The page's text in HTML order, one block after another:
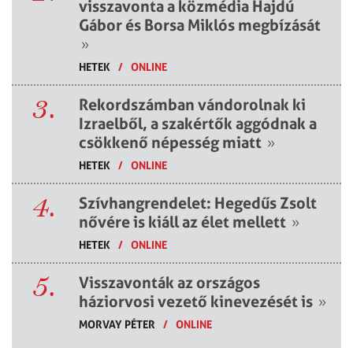
visszavonta a közmédia Hajdú
Gábor és Borsa Miklós megbízását
»
HETEK / ONLINE
3.
Rekordszámban vándorolnak ki
Izraelből, a szakértők aggódnak a
csökkenő népesség miatt »
HETEK / ONLINE
4.
Szívhangrendelet: Hegedűs Zsolt
nővére is kiáll az élet mellett »
HETEK / ONLINE
5.
Visszavonták az országos
háziorvosi vezető kinevezését is »
MORVAY PÉTER / ONLINE